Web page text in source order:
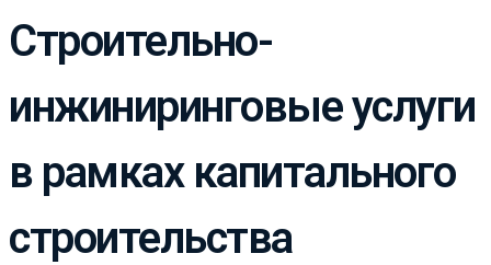
Строительно-
инжиниринговые услуги
в рамках капитального
строительства